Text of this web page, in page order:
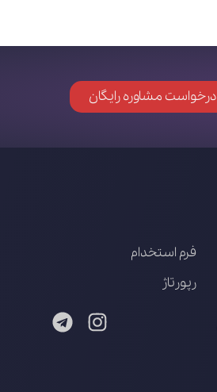
درخواست مشاوره رایگان
فرم استخدام
رپورتاژ